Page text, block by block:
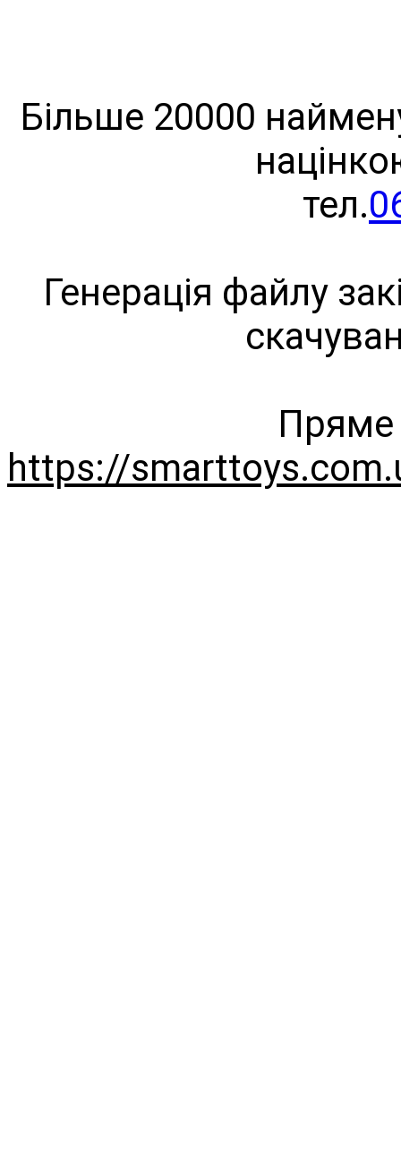
Більше 20000
тел.
Генерація файлу
Пряме
https://